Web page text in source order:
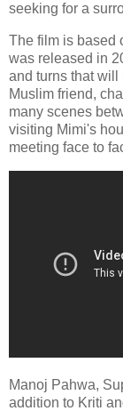
seeking for a
The film is based
was released in
and turns that
Muslim friend,
many scenes
visiting Mimi's
meeting face to
Manoj Pahwa,
addition to Kriti